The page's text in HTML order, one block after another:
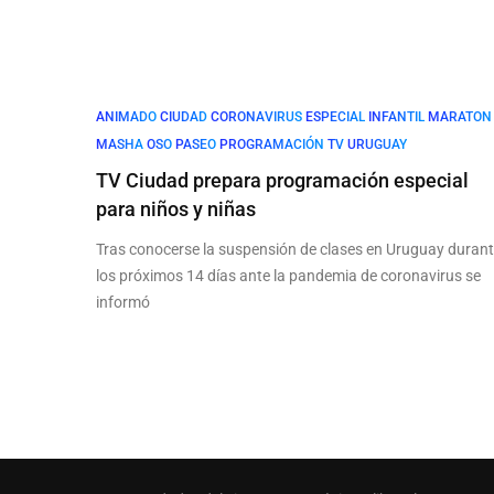
ANIMADO CIUDAD CORONAVIRUS ESPECIAL INFANTIL MARATON
MASHA OSO PASEO PROGRAMACIÓN TV URUGUAY
TV Ciudad prepara programación especial
para niños y niñas
Tras conocerse la suspensión de clases en Uruguay
los próximos 14 días ante la pandemia de coronavirus se
informó